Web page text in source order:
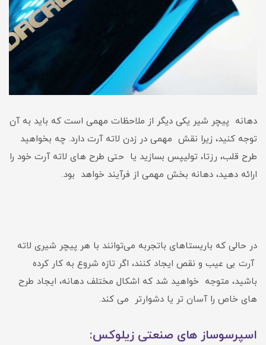
دهانه پیچر شیر یکی دیگر از ملاحظات مهمی است که باید به آن
توجه کنید، زیرا نقش مهمی در زدن لاته آرت دارد. چه بخواهید
طرح قلب، رزتا، تولیپس بسازید یا حتی طرح های لاته آرت خود را
ارائه دهید، دهانه بخش مهمی از فرآیند خواهد بود.
در حالی که باریستاهای باتجربه می‌توانند با هر پیچر شیری لاته
آرت بی عیب و نقص ایجاد کنند، اگر تازه شروع به کار کرده
باشید، متوجه خواهید شد که اشکال مختلف دهانه، ایجاد طرح
های خاص را آسان تر یا دشوارتر می کند.
اسپرسوساز های صنعتی زیلوکس: